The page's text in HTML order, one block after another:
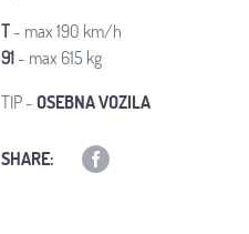
T- max 190 km/h
91- max 615 kg
TIP -OSEBNA VOZILA
SHARE: